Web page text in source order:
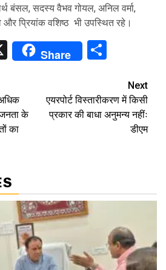
बंसल, सदस्य वैभव गोयल, अनिल वर्मा,
प्रियांक वशिष्ठ भी उपस्थित रहे।
X Share
के
का
Next
एयरपोर्ट विस्तारीकरण में किसी
प्रकार की बाधा अनुमन्य नहींः
डीएम